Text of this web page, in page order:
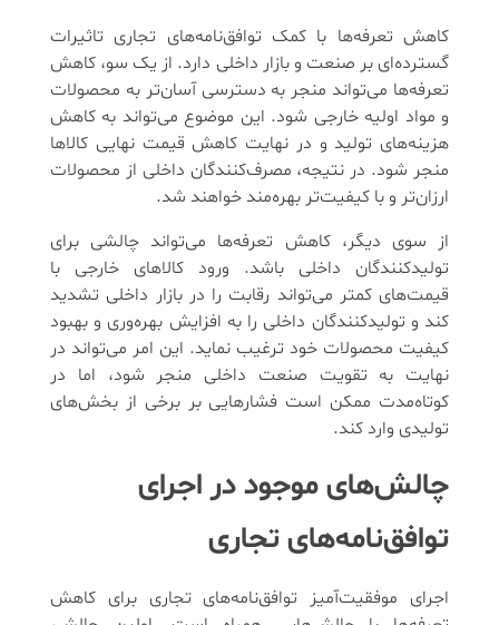
کاهش تعرفه‌ها با کمک توافق‌نامه‌های تجاری تاثیرات
گسترده‌ای بر صنعت و بازار داخلی دارد. از یک سو، کاهش
تعرفه‌ها می‌تواند منجر به دسترسی آسان‌تر به محصولات
و مواد اولیه خارجی شود. این موضوع می‌تواند به کاهش
هزینه‌های تولید و در نهایت کاهش قیمت نهایی کالاها
منجر شود. در نتیجه، مصرف‌کنندگان داخلی از محصولات
ارزان‌تر و با کیفیت‌تر بهره‌مند خواهند شد.
از سوی دیگر، کاهش تعرفه‌ها می‌تواند چالشی برای
تولیدکنندگان داخلی باشد. ورود کالاهای خارجی با
قیمت‌های کمتر می‌تواند رقابت را در بازار داخلی تشدید
کند و تولیدکنندگان داخلی را به افزایش بهره‌وری و بهبود
کیفیت محصولات خود ترغیب نماید. این امر می‌تواند در
نهایت به تقویت صنعت داخلی منجر شود، اما در
کوتاه‌مدت ممکن است فشارهایی بر برخی از بخش‌های
تولیدی وارد کند.
چالش‌های موجود در اجرای
توافق‌نامه‌های تجاری
اجرای موفقیت‌آمیز توافق‌نامه‌های تجاری برای کاهش